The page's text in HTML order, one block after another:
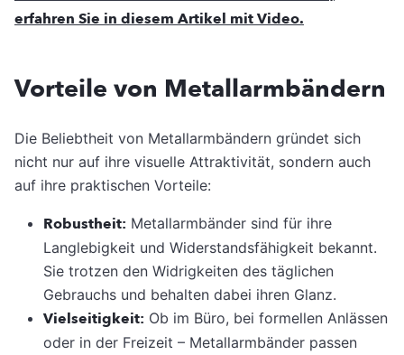
erfahren Sie in diesem Artikel mit Video.
Vorteile von Metallarmbändern
Die Beliebtheit von Metallarmbändern gründet sich
nicht nur auf ihre visuelle Attraktivität, sondern auch
auf ihre praktischen Vorteile:
Robustheit: Metallarmbänder sind für ihre
Langlebigkeit und Widerstandsfähigkeit bekannt.
Sie trotzen den Widrigkeiten des täglichen
Gebrauchs und behalten dabei ihren Glanz.
Vielseitigkeit: Ob im Büro, bei formellen Anlässen
oder in der Freizeit – Metallarmbänder passen